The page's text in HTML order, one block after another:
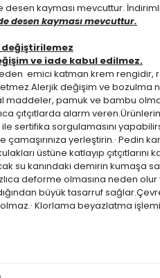
desen kayması mevcuttur.
desen kayması mevcuttur.
ve iade kabul edilmez.
emici katman krem ​​rengidir,
değişim ve bozulma
maddeler, pamuk ve bambu
çıtçıtlarda alarm
ile sertifika sorgulamasını
yerleştirin.· Pedin
üstüne katlayıp çıtçıtlarını
su kanındaki demirin
deforme olmasına neden
büyük tasarruf
Klorlama beyazlatma